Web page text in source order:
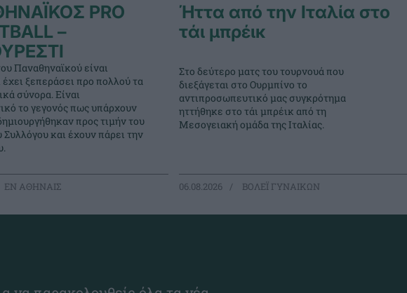
PRO
–
Παναθηναϊκού είναι
έχει ξεπεράσει προ πολλού τα
σύνορα. Είναι
το γεγονός πως υπάρχουν
προς τιμήν του
και έχουν πάρει την
EΝ ΑΘΗΝΑΙΣ
Ήττα από την Ιταλία στο
τάι μπρέικ
Στο δεύτερο ματς του τουρνουά που
διεξάγεται στο Ουρμπίνο το
αντιπροσωπευτικό μας συγκρότημα
ηττήθηκε στο τάι μπρέικ από τη
Μεσογειακή ομάδα της Ιταλίας.
06.08.2026 ΒΟΛΕΪ ΓΥΝΑΙΚΩΝ